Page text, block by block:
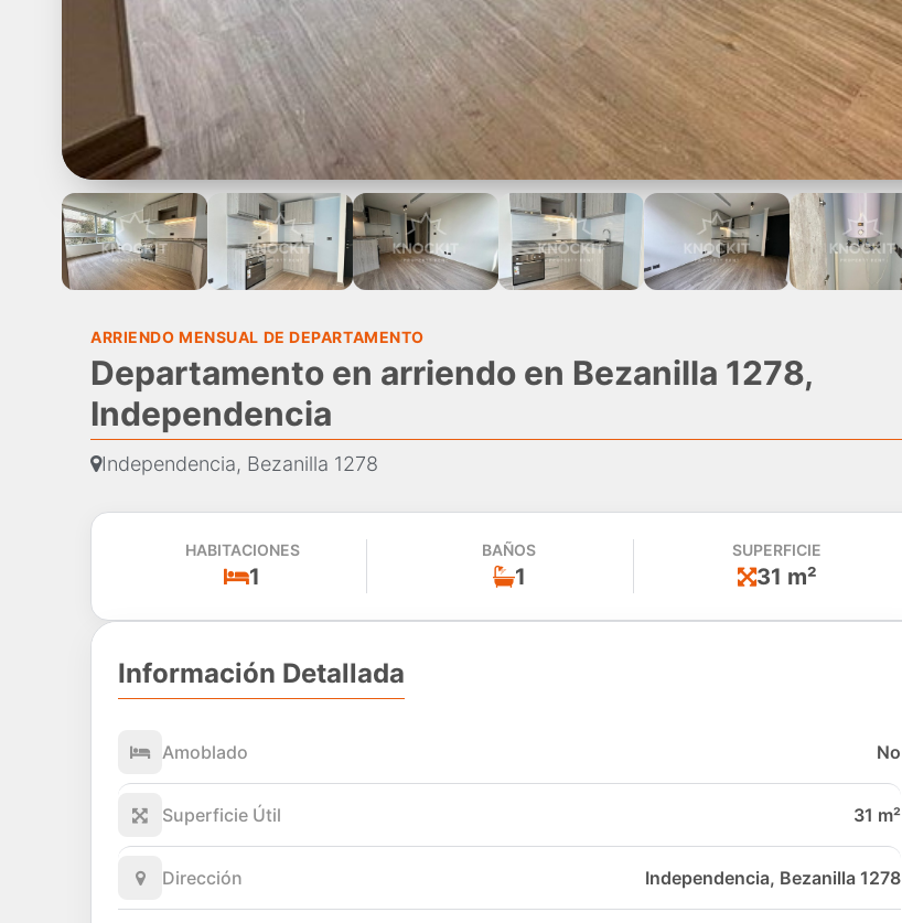
ARRIENDO MENSUAL DE DEPARTAMENTO
Departamento en arriendo en Bezanilla 1278,
Independencia
Independencia, Bezanilla 1278
HABITACIONES
1
BAÑOS
1
SUPERFICIE
31 m²
Información Detallada
Amoblado No
Superficie Útil 31 m²
Dirección Independencia, Bezanilla 1278